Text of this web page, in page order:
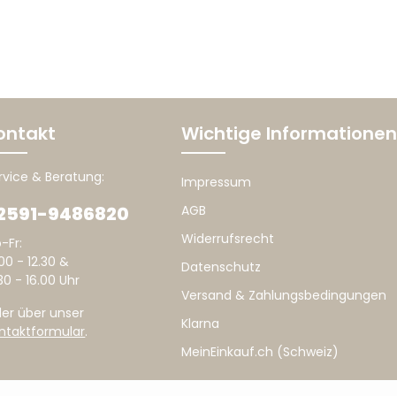
& Beratung:
9486820
Fr:
- 12.30 &
- 16.00 Uhr
über unser
.
Wichtige Informationen
Impressum
AGB
Widerrufsrecht
Datenschutz
Versand & Zahlungsbedingungen
Klarna
MeinEinkauf.ch (Schweiz)